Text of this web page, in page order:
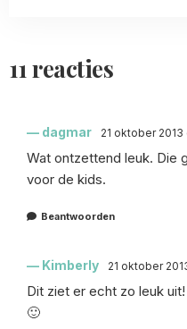
11 reacties
dagmar 21 oktober 2013
Wat ontzettend leuk. Die
voor de kids.
Beantwoorden
Kimberly 21 oktober
Dit ziet er echt zo leuk
🙂